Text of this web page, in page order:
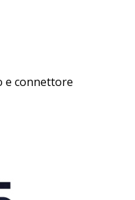
e connettore